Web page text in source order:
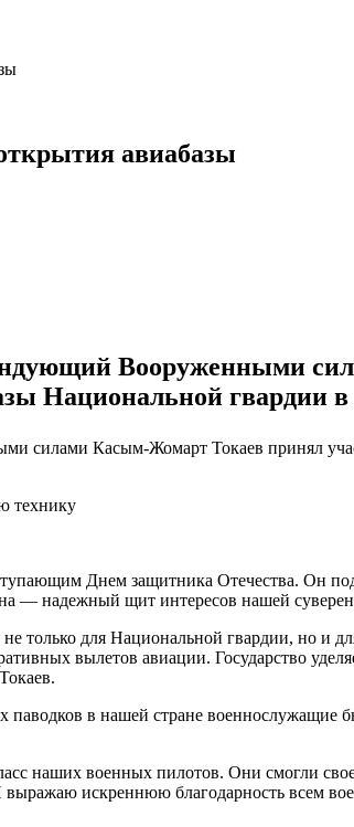
авиабазы
Вооруженными
Национальной гвардии в
силами Касым-Жомарт Токаев принял
технику
Днем защитника Отечества. Он
надежный щит интересов нашей
для Национальной гвардии, но и
вылетов авиации. Государство
паводков в нашей стране
наших военных пилотов. Они смогли
выражаю искреннюю благодарность всем